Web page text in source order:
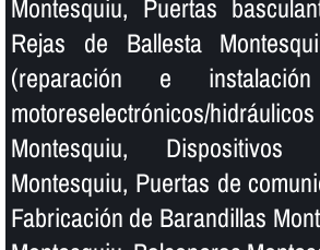
Montesquiu, Puertas
Rejas de Ballesta
(reparación e
motoreselectrónicos/
Montesquiu,
Montesquiu, Puertas de
Fabricación de Barandillas